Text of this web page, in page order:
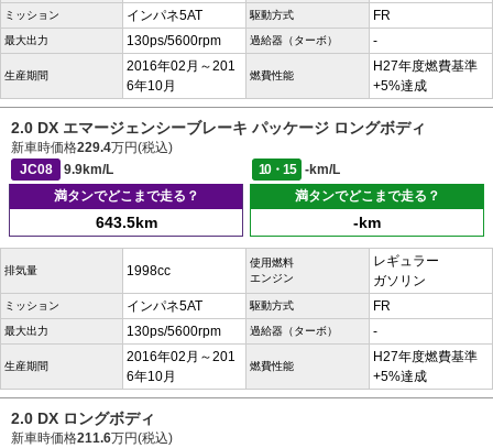
ミッション インパネ5AT 駆動方式 FR
最大出力 130ps/5600rpm 過給器（ターボ） -
生産期間
2016年02月～201
6年10月
燃費性能
H27年度燃費基準
+5%達成
2.0 DX エマージェンシーブレーキ パッケージ ロングボディ
新車時価格229.4万円(税込)
JC08
9.9km/L 10・15
-km/L
満タンでどこまで走る？
643.5km
満タンでどこまで走る？
-km
排気量 1998cc
使用燃料
エンジン
レギュラー
ガソリン
ミッション インパネ5AT 駆動方式 FR
最大出力 130ps/5600rpm 過給器（ターボ） -
生産期間
2016年02月～201
6年10月
燃費性能
H27年度燃費基準
+5%達成
2.0 DX ロングボディ
新車時価格211.6万円(税込)